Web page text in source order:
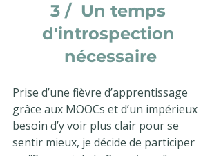
3 /  Un temps
d'introspection
nécessaire
Prise d’une fièvre d’apprentissage
grâce aux MOOCs et d’un impérieux
besoin d’y voir plus clair pour se
sentir mieux, je décide de participer